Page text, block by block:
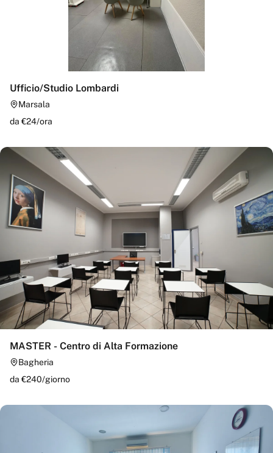
Ufficio/Studio Lombardi
Marsala
da €24/ora
MASTER - Centro di Alta Formazione
Bagheria
da €240/giorno